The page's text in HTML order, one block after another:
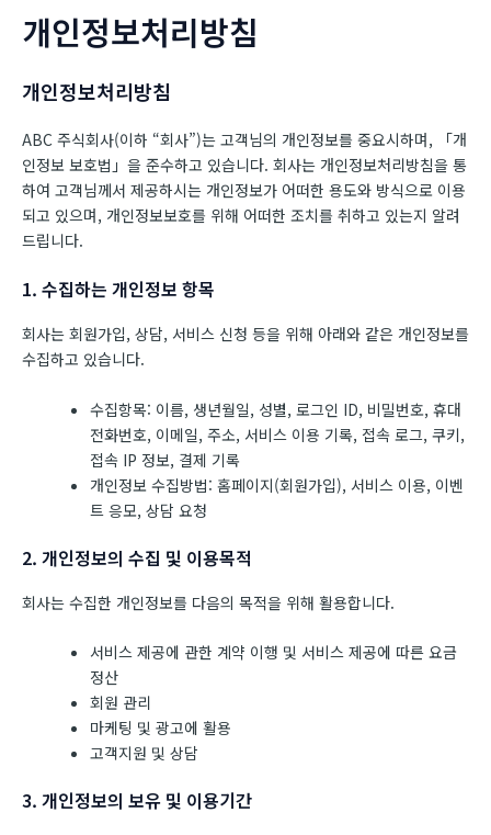
개인정보처리방침
개인정보처리방침
ABC 주식회사(이하 “회사”)는 고객님의 개인정보를 중요시하며, 「개
인정보 보호법」을 준수하고 있습니다. 회사는 개인정보처리방침을 통
하여 고객님께서 제공하시는 개인정보가 어떠한 용도와 방식으로 이용
되고 있으며, 개인정보보호를 위해 어떠한 조치를 취하고 있는지 알려
드립니다.
1. 수집하는 개인정보 항목
회사는 회원가입, 상담, 서비스 신청 등을 위해 아래와 같은 개인정보를
수집하고 있습니다.
수집항목: 이름, 생년월일, 성별, 로그인 ID, 비밀번호, 휴대
전화번호, 이메일, 주소, 서비스 이용 기록, 접속 로그, 쿠키,
접속 IP 정보, 결제 기록
개인정보 수집방법: 홈페이지(회원가입), 서비스 이용, 이벤
트 응모, 상담 요청
2. 개인정보의 수집 및 이용목적
회사는 수집한 개인정보를 다음의 목적을 위해 활용합니다.
서비스 제공에 관한 계약 이행 및 서비스 제공에 따른 요금
정산
회원 관리
마케팅 및 광고에 활용
고객지원 및 상담
3. 개인정보의 보유 및 이용기간